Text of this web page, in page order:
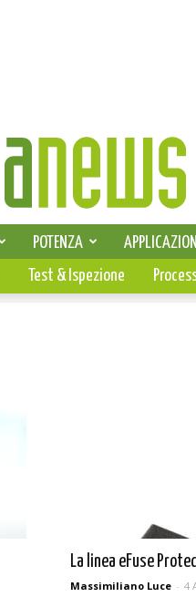
SELEZIONE DI ELETTRONICA
POTENZA APPLICAZIONI
PCBTest & Ispezione
La linea eFuse
Massimiliano Luce - 4